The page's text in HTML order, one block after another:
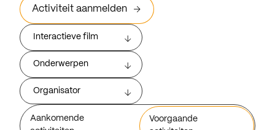
Activiteit aanmelden
Interactieve film
Onderwerpen
Organisator
Aankomende
Voorgaande